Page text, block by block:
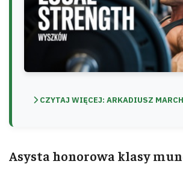
CZYTAJ WIĘCEJ: ARKADIUSZ
Asysta honorowa klasy